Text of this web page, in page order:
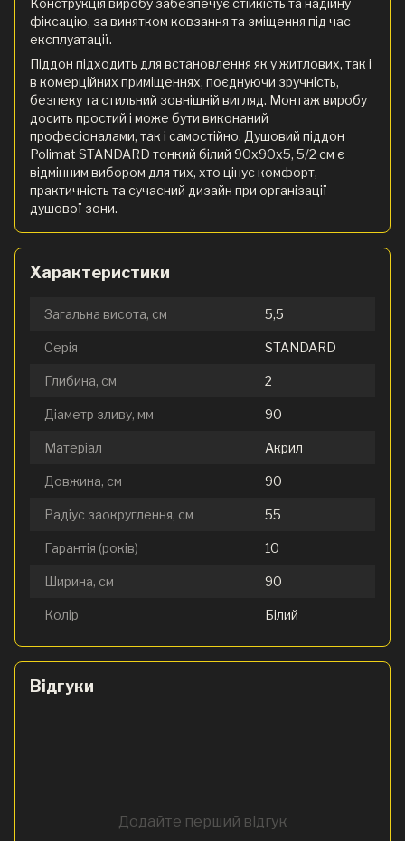
фіксацію, за винятком ковзання та зміщення під час
експлуатації.
Піддон підходить для встановлення як у житлових, так і
в комерційних приміщеннях, поєднуючи зручність,
безпеку та стильний зовнішній вигляд. Монтаж виробу
досить простий і може бути виконаний
професіоналами, так і самостійно. Душовий піддон
Polimat STANDARD тонкий білий 90х90х5, 5/2 см є
відмінним вибором для тих, хто цінує комфорт,
практичність та сучасний дизайн при організації
душової зони.
Характеристики
Загальна висота, см 5,5
Серія STANDARD
Глибина, см 2
Діаметр зливу, мм 90
Матеріал Акрил
Довжина, см 90
Радіус заокруглення, см 55
Гарантія (років) 10
Ширина, см 90
Колір Білий
Відгуки
Додайте перший відгук